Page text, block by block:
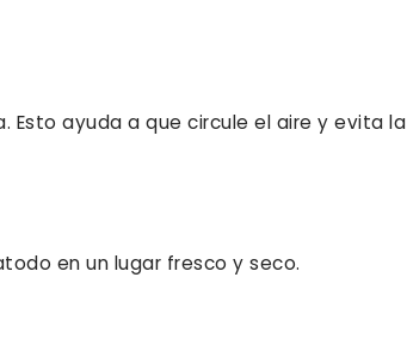
ayuda a que circule el aire y evita la
en un lugar fresco y seco.